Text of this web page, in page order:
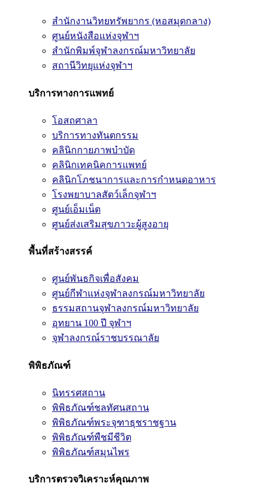
สำนักงานวิทยทรัพยากร (หอสมุดกลาง)
ศูนย์หนังสือแห่งจุฬาฯ
สำนักพิมพ์จุฬาลงกรณ์มหาวิทยาลัย
สถานีวิทยุแห่งจุฬาฯ
บริการทางการแพทย์
โอสถศาลา
บริการทางทันตกรรม
คลินิกกายภาพบำบัด
คลินิกเทคนิคการแพทย์
คลินิกโภชนาการและการกำหนดอาหาร
โรงพยาบาลสัตว์เล็กจุฬาฯ
ศูนย์เอ็มเน็ต
ศูนย์ส่งเสริมสุขภาวะผู้สูงอายุ
พื้นที่สร้างสรรค์
ศูนย์พันธกิจเพื่อสังคม
ศูนย์กีฬาแห่งจุฬาลงกรณ์มหาวิทยาลัย
ธรรมสถานจุฬาลงกรณ์มหาวิทยาลัย
อุทยาน 100 ปี จุฬาฯ
จุฬาลงกรณ์ราชบรรณาลัย
พิพิธภัณฑ์
นิทรรศสถาน
พิพิธภัณฑ์ชลทัศนสถาน
พิพิธภัณฑ์พระจุฑาธุชราชฐาน
พิพิธภัณฑ์พืชมีชีวิต
พิพิธภัณฑ์สมุนไพร
บริการตรวจวิเคราะห์คุณภาพ